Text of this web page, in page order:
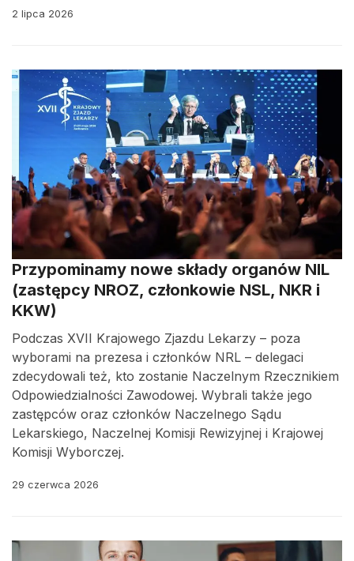
2 lipca 2026
Przypominamy nowe składy organów NIL
(zastępcy NROZ, członkowie NSL, NKR i
KKW)
Podczas XVII Krajowego Zjazdu Lekarzy – poza
wyborami na prezesa i członków NRL – delegaci
zdecydowali też, kto zostanie Naczelnym Rzecznikiem
Odpowiedzialności Zawodowej. Wybrali także jego
zastępców oraz członków Naczelnego Sądu
Lekarskiego, Naczelnej Komisji Rewizyjnej i Krajowej
Komisji Wyborczej.
29 czerwca 2026